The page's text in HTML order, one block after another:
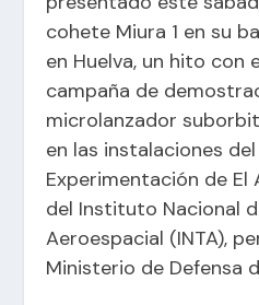
cohete Miura 1 en su
en Huelva, un hito con
campaña de
microlanzador
en las instalaciones
Experimentación de El
del Instituto Nacional
Aeroespacial (INTA),
Ministerio de Defensa